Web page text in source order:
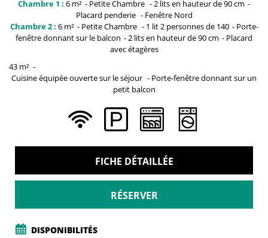
Chambre 1 : 6 m² Petite Chambre 2 lits en hauteur de 90 cm
Placard penderie
Fenêtre Nord
Chambre 2 : 6 m² Petite Chambre 1 lit 2 personnesde 140
Porte-
fenêtredonnant sur le balcon 2 lits en hauteur de 90 cm
Placard
avec étagères
43 m²
Cuisine équipée ouverte sur le séjour
Porte-fenêtredonnant sur un
petit balcon
FICHE DÉTAILLÉE
RÉSERVER
DISPONIBILITÉS